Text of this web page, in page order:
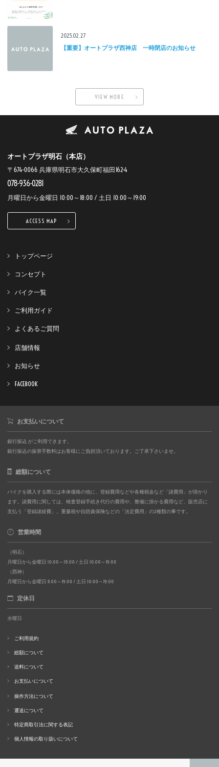
2025.02.27
【重要】オートプラザ西神店 一時閉店のお知らせ
VIEW MORE
オートプラザ明石（本店）
〒674-0066 兵庫県明石市大久保町福田162-4
078-936-0281
月曜日から金曜日 10:00～18:00 / 土日 10:00～19:00
ACCESS MAP
トップページ
コンセプト
バイク一覧
ご利用ガイド
よくあるご質問
店舗情報
お知らせ
FACEBOOK
お支払いについて
銀行振込 がご利用できます。
銀行振込の振替手数料はお客様にご負担頂いております。ご了承下さいませ。
総額について
バイクを購入する際には本体価格の他に、登録費用などや各種税金など「諸費用」が掛かり
ます。諸費用に関しては、検査登録手続き代行の費用や、整備に掛かる費用など、販売店に
支払う「登録諸経費」。重量税や自賠責保険などの「法定費用」の2種類の事です。
営業時間
（明石）
月曜日から金曜日 10:00～18:00 / 土日 10:00～19:00
（西神）
月曜日から金曜日 11:00～19:00 / 土日 10:00～19:00
定休日
水曜日
ご利用規約
総額について
送料について
お支払いについて
操作方法について
運送について
特定商取引法に関する表記
個人情報の取り扱いについて